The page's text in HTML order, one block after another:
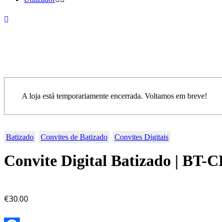
A loja está temporariamente encerrada. Voltamos em breve!
Batizado Convites de Batizado Convites Digitais
Convite Digital Batizado | BT-
€30.00